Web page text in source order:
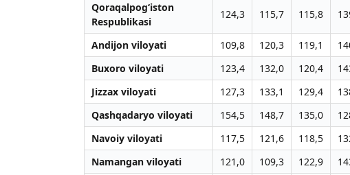
Qoraqalpog‘iston
Respublikasi
124,3 115,7 115,8
Andijon viloyati 109,8 120,3 119,1
Buxoro viloyati
123,4 132,0 120,4
Jizzax viloyati
127,3 133,1 129,4
Qashqadaryo viloyati
154,5 148,7 135,0
Navoiy viloyati
117,5 121,6 118,5
Namangan viloyati
121,0 109,3 122,9